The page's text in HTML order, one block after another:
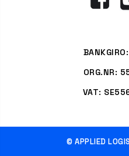
ORG.NR:
VAT:
© APPLIED